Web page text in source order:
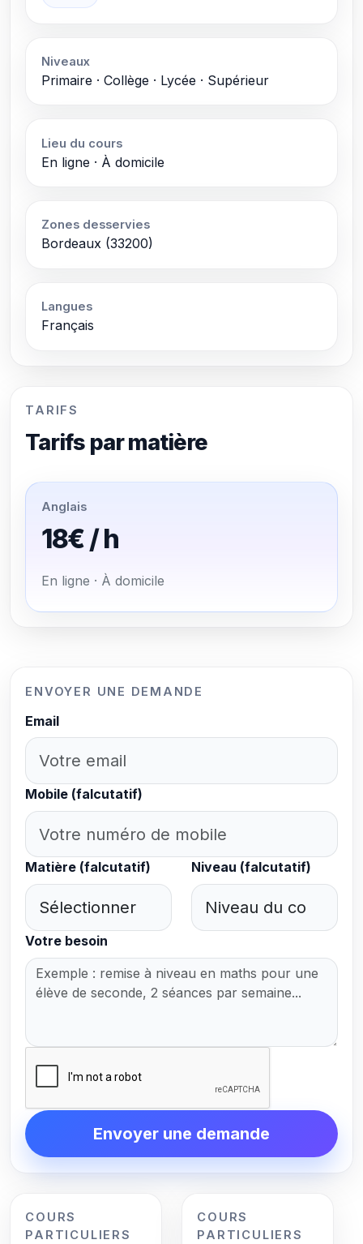
Niveaux
Primaire · Collège · Lycée · Supérieur
Lieu du cours
En ligne · À domicile
Zones desservies
Bordeaux (33200)
Langues
Français
TARIFS
Tarifs par matière
Anglais
18€ / h
En ligne · À domicile
ENVOYER UNE DEMANDE
Email
Mobile (falcutatif)
Matière (falcutatif) Niveau (falcutatif)
Votre besoin
Envoyer une demande
COURS
PARTICULIERS
COURS
PARTICULIERS